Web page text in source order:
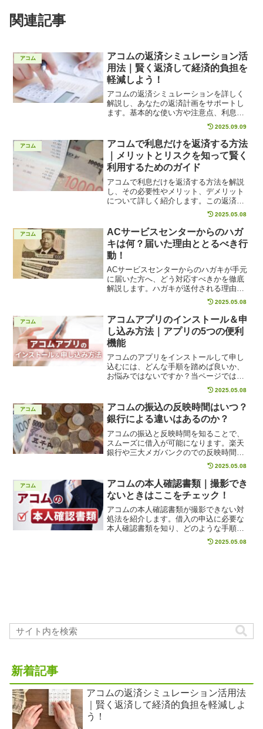
関連記事
アコム
アコムの返済シミュレーション活
用法｜賢く返済して経済的負担を
軽減しよう！
アコムの返済シミュレーションを詳しく
解説し、あなたの返済計画をサポートし
ます。基本的な使い方や注意点、利息と
元本のバランス理解など、返済を賢く管
理するためのノウハウを集約。シミュレ
ーションを活用し、最適な返済方法の選
択肢を広げて、返済ストレスを軽減しま
しょう。導入しやすく、効果的なシミュ
レーション活用法をご紹介します。
2025.09.09
アコム
アコムで利息だけを返済する方法
｜メリットとリスクを知って賢く
利用するためのガイド
アコムで利息だけを返済する方法を解説
し、その必要性やメリット、デメリット
について詳しく紹介します。この返済方
法がなぜ必要になるのか、そしてどのよ
うな状況で選ぶべきかを検討し、具体的
な手順や注意点も解説。自分に合った返
済方法を見つける手助けをします。
2025.05.08
アコム
ACサービスセンターからのハガ
キは何？届いた理由ととるべき行
動！
ACサービスセンターからのハガキが手元
に届いた方へ、どう対応すべきかを徹底
解説します。ハガキが送付される理由や
その種類、届かないための対策、無視し
た場合のリスクなどを詳しく紹介。あな
たの財産や信用情報を守るために知って
おくべき情報を網羅し、適切な対処法と
お問い合わせの方法をお教えします。
2025.05.08
アコム
アコムアプリのインストール＆申
し込み方法｜アプリの5つの便利
機能
アコムのアプリをインストールして申し
込むには、どんな手順を踏めば良いか、
お悩みではないですか？当ページでは、
アコムアプリを利用した申し込み方法や
アプリの便利機能を紹介します。アコム
への申し込みを検討している方は、当ペ
ージを参考にしてアプリをインストール
し、スピーディーに借入しましょう。
2025.05.08
アコム
アコムの振込の反映時間はいつ？
銀行による違いはあるのか？
アコムの振込と反映時間を知ることで、
スムーズに借入が可能になります。楽天
銀行や三大メガバンクのでの反映時間を
詳しく解説し、振込融資の手数料が無料
な理由や、利用方法、注意点まで網羅。
モアタイムシステム対応銀行の利点も紹
介し、週末やメンテナンス時の注意すべ
き点を解説します。アコムの振込を効果
的に活用するための情報が満載です。
2025.05.08
アコム
アコムの本人確認書類｜撮影でき
ないときはここをチェック！
アコムの本人確認書類が撮影できない対
処法を紹介します。借入の申込に必要な
本人確認書類を知り、どのような手順で
撮影すれば良いのか、一緒に確認してい
2025.05.08
新着記事
アコムの返済シミュレーション活用法
｜賢く返済して経済的負担を軽減しよ
う！